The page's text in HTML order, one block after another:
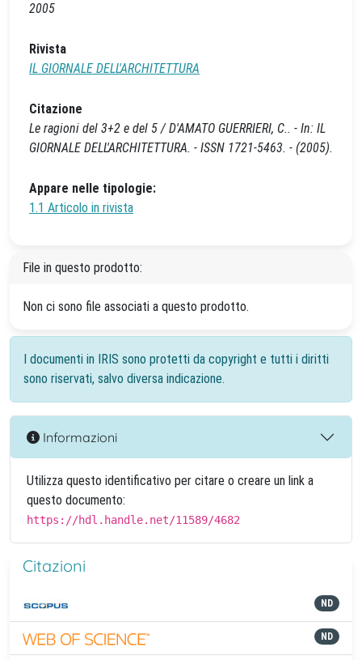
2005
Rivista
IL GIORNALE DELL'ARCHITETTURA
Citazione
Le ragioni del 3+2 e del 5 / D'AMATO GUERRIERI, C.. - In: IL
GIORNALE DELL'ARCHITETTURA. - ISSN 1721-5463. - (2005).
Appare nelle tipologie:
1.1 Articolo in rivista
File in questo prodotto:
Non ci sono file associati a questo prodotto.
I documenti in IRIS sono protetti da copyright e tutti i diritti
sono riservati, salvo diversa indicazione.
Informazioni
Utilizza questo identificativo per citare o creare un link a
questo documento:
https://hdl.handle.net/11589/4682
Citazioni
ND
ND